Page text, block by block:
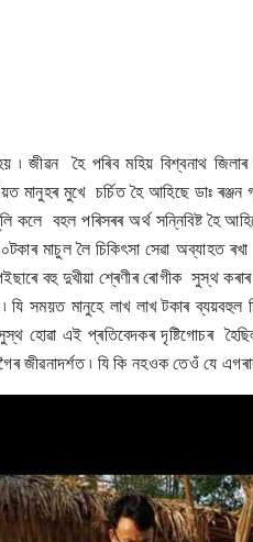
৷ জীৱন হৈ পৰিব মহিয় বিশ্বনাথ
মানুহৰ মুখে চৰ্চিত হৈ আহিছে ডাঃ
কলে বহল পৰিসৰৰ অৰ্থ সন্নিবিষ্ট হৈ
মাচুল লৈ চিকিৎসা সেৱা অব্যাহত
পইছাৰে বহু দুখীয়া শ্ৰেণীৰ ৰোগীক সুস্থ
সময়ত মানুহে লাখ লাখ টকাৰ ব্যয়বহুল
হোৱা এই প্ৰতিবেদকৰ দৃষ্টিগোচৰ
জীৱনাদৰ্শত ৷ যি কি নহওক তেওঁ যে